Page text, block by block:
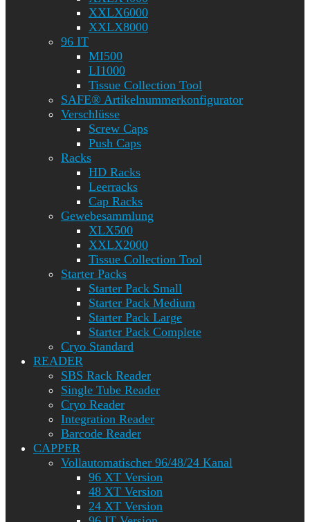
XXLX6000
XXLX8000
96 IT
MI500
LI1000
Tissue Collection Tool
SAFE® Artikelnummerkonfigurator
Verschlüsse
Screw Caps
Push Caps
Racks
HD Racks
Leerracks
Cap Racks
Gewebesammlung
XLX500
XXLX2000
Tissue Collection Tool
Starter Packs
Starter Pack Small
Starter Pack Medium
Starter Pack Large
Starter Pack Complete
Cryo Standard
READER
SBS Rack Reader
Single Tube Reader
Cryo Reader
Integration Reader
Barcode Reader
CAPPER
Vollautomatischer 96/48/24 Kanal
96 XT Version
48 XT Version
24 XT Version